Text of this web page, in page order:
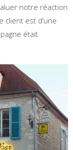
notre réaction
client est d’une
était